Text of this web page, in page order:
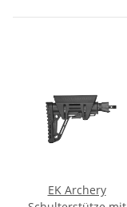
EK Archery